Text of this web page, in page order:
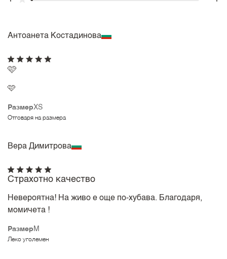
Антоанета Костадинова
РазмерXS
Отговаря на размера
🩷
🩷
Вера Димитрова
Размер M
Леко уголемен
Страхотно качество
Невероятна! На живо е още по-хубава. Благодаря,
момичета !